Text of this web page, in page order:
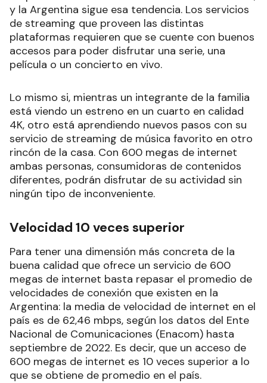
y la Argentina sigue esa tendencia. Los servicios
de streaming que proveen las distintas
plataformas requieren que se cuente con buenos
accesos para poder disfrutar una serie, una
película o un concierto en vivo.
Lo mismo si, mientras un integrante de la familia
está viendo un estreno en un cuarto en calidad
4K, otro está aprendiendo nuevos pasos con su
servicio de streaming de música favorito en otro
rincón de la casa. Con 600 megas de internet
ambas personas, consumidoras de contenidos
diferentes, podrán disfrutar de su actividad sin
ningún tipo de inconveniente.
Velocidad 10 veces superior
Para tener una dimensión más concreta de la
buena calidad que ofrece un servicio de 600
megas de internet basta repasar el promedio de
velocidades de conexión que existen en la
Argentina: la media de velocidad de internet en el
país es de 62,46 mbps, según los datos del Ente
Nacional de Comunicaciones (Enacom) hasta
septiembre de 2022. Es decir, que un acceso de
600 megas de internet es 10 veces superior a lo
que se obtiene de promedio en el país.